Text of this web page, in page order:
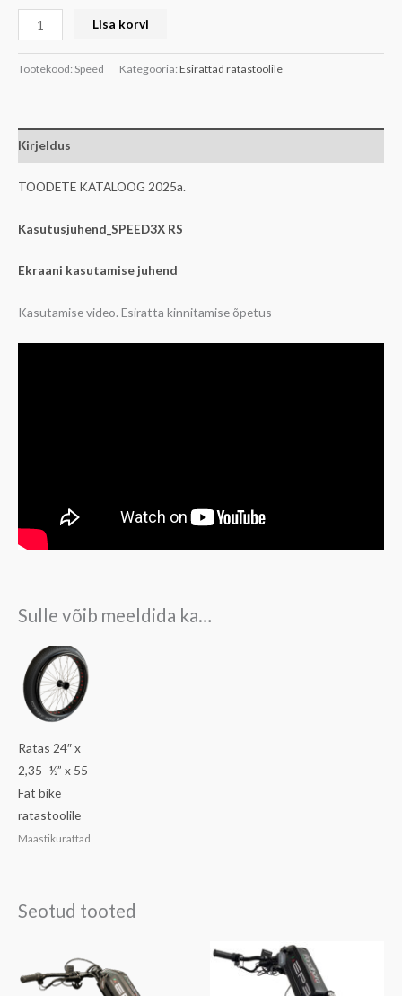
Lisa korvi
Tootekood: Speed Kategooria: Esirattad ratastoolile
Kirjeldus
TOODETE KATALOOG 2025a.
Kasutusjuhend_SPEED3X RS
Ekraani kasutamise juhend
Kasutamise video. Esiratta kinnitamise õpetus
Sulle võib meeldida ka…
Ratas 24″ x
2,35–½” x 55
Fat bike
ratastoolile
Maastikurattad
Seotud tooted